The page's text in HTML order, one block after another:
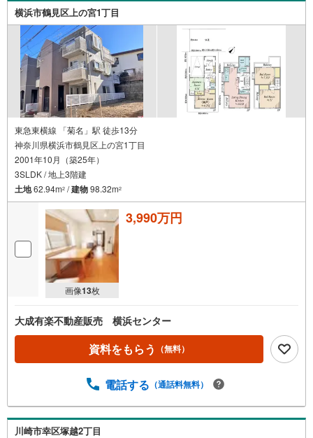
横浜市鶴見区上の宮1丁目
東急東横線 「菊名」駅 徒歩13分
神奈川県横浜市鶴見区上の宮1丁目
2001年10月（築25年）
3SLDK / 地上3階建
土地62.94m2 /建物98.32m2
画像13枚
3,990万円
大成有楽不動産販売 横浜センター
資料をもらう （無料）
電話する （通話料無料）
川崎市幸区塚越2丁目